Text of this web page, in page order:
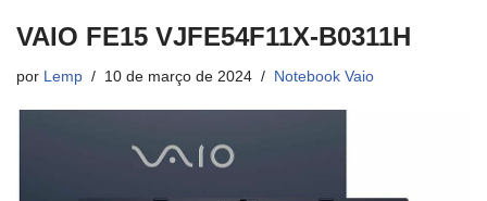
VAIO FE15 VJFE54F11X-B0311H
por Lemp 10 de março de 2024 Notebook Vaio